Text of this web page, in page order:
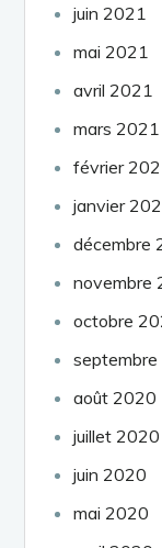
juin 2021
mai 2021
avril 2021
mars 2021
février
janvier
décembre
novembre
octobre
août 2020
juillet 2020
juin 2020
mai 2020